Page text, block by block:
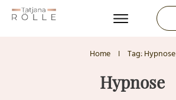
Home I Tag: Hypnose
Hypnose